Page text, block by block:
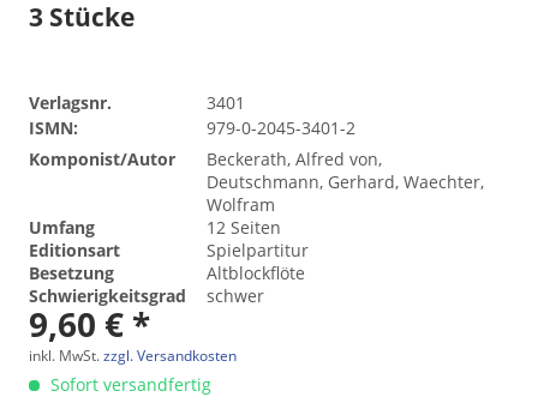
3 Stücke
Verlagsnr.
3401
ISMN:
979-0-2045-3401-2
Komponist/Autor
Beckerath, Alfred von,
Deutschmann, Gerhard, Waechter,
Wolfram
Umfang
12 Seiten
Editionsart
Spielpartitur
Besetzung
Altblockflöte
Schwierigkeitsgrad
schwer
9,60 € *
inkl. MwSt.zzgl. Versandkosten
Sofort versandfertig